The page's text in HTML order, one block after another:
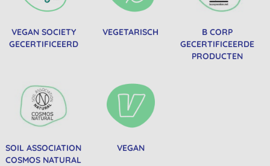
VEGAN SOCIETY
GECERTIFICEERD
VEGETARISCH
B CORP
GECERTIFICEERDE
PRODUCTEN
SOIL ASSOCIATION
COSMOS NATURAL
VEGAN